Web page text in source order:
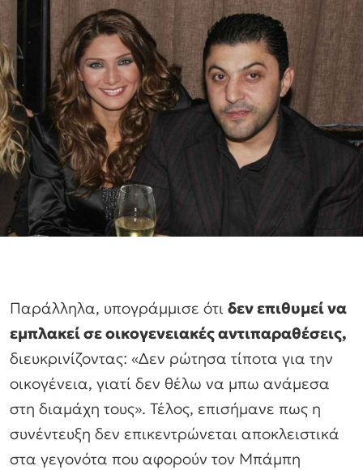
Παράλληλα, υπογράμμισε ότι δεν επιθυμεί να
εμπλακεί σε οικογενειακές αντιπαραθέσεις,
διευκρινίζοντας: «Δεν ρώτησα τίποτα για την
οικογένεια, γιατί δεν θέλω να μπω ανάμεσα
στη διαμάχη τους». Τέλος, επισήμανε πως η
συνέντευξη δεν επικεντρώνεται αποκλειστικά
στα γεγονότα που αφορούν τον Μπάμπη